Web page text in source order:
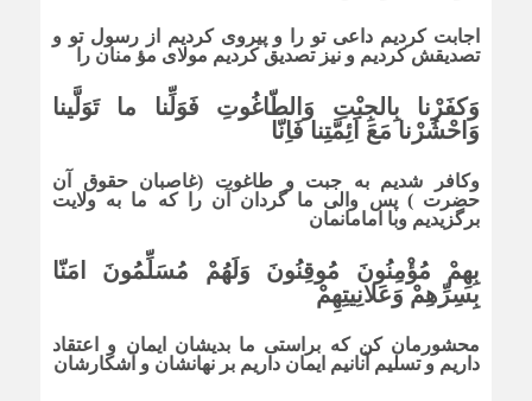
اجابت کردیم داعى تو را و پیروى کردیم از رسول تو و
تصدیقش کردیم و نیز تصدیق کردیم مولاى مؤ منان را
وَکفَرْنا بِالجِبْتِ وَالطّاغُوتِ فَوَلِّنا ما تَوَلَّینا
وَاحْشُرْنا مَعَ اَئِمَّتِنا فَاِنّا
وکافر شدیم به جبت و طاغوت (غاصبان حقوق آن
حضرت ) پس والى ما گردان آن را که ما به ولایت
برگزیدیم وبا امامانمان
بِهِمْ مُؤْمِنُونَ مُوقِنُونَ وَلَهُمْ مُسَلِّمُونَ امَنّا
بِسِرِّهِمْ وَعَلانِیتِهِمْ
محشورمان کن که براستى ما بدیشان ایمان و اعتقاد
داریم و تسلیم آنانیم ایمان داریم بر نهانشان و آشکارشان